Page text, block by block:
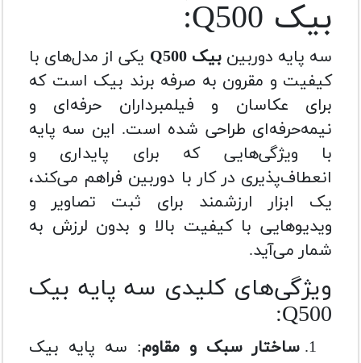
بیک Q500:
سه پایه دوربینبیک Q500
یکی از مدل‌های با
کیفیت و مقرون به صرفه برند بیک است که
برای عکاسان و فیلمبرداران حرفه‌ای و
نیمه‌حرفه‌ای طراحی شده است. این سه پایه
با ویژگی‌هایی که برای پایداری و
انعطاف‌پذیری در کار با دوربین فراهم می‌کند،
یک ابزار ارزشمند برای ثبت تصاویر و
ویدیوهایی با کیفیت بالا و بدون لرزش به
شمار می‌آید.
ویژگی‌های کلیدی سه پایه بیک
Q500:
ساختار سبک و مقاوم: سه پایه بیک